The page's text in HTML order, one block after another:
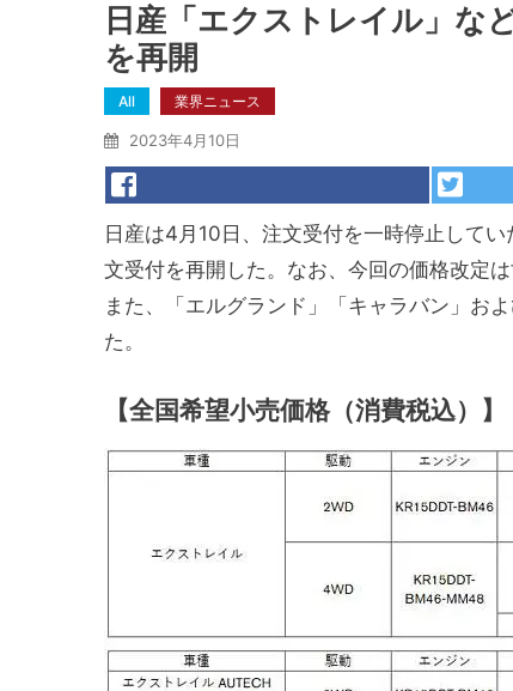
日産「エクストレイル」な
を再開
All 業界ニュース
2023年4月10日
日産は4月10日、注文受付を一時停止して
文受付を再開した。なお、今回の価格改定
また、「エルグランド」「キャラバン」お
た。
【全国希望小売価格（消費税込）】